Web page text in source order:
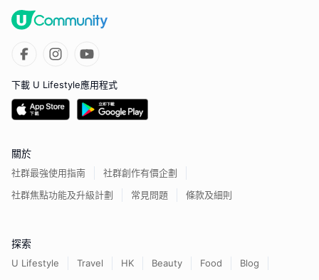
下載 U Lifestyle應用程式
關於
社群最強使用指南
社群創作有價企劃
社群焦點功能及升級計劃
常見問題 條款及細則
探索
U Lifestyle Travel HK Beauty Food
Blog